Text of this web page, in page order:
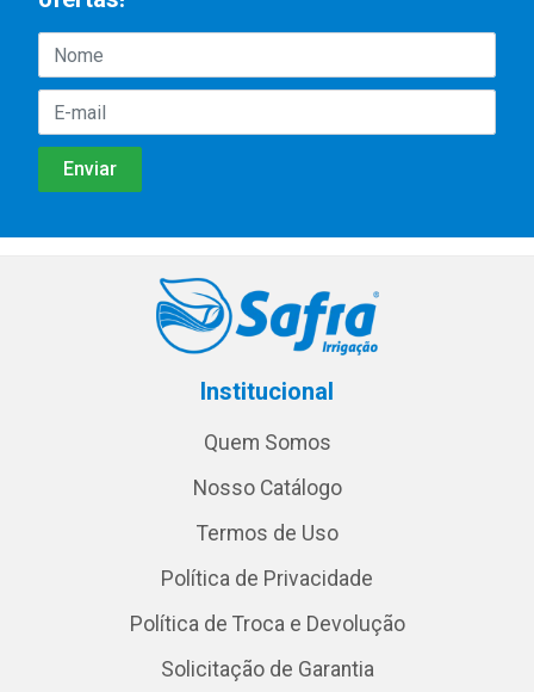
Institucional
Quem Somos
Nosso Catálogo
Termos de Uso
Política de Privacidade
Política de Troca e Devolução
Solicitação de Garantia